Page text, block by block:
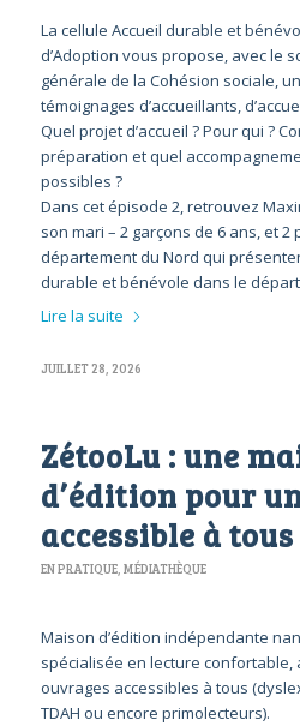
La cellule Accueil durable et
d’Adoption vous propose, avec le
générale de la Cohésion sociale,
témoignages d’accueillants,
Quel projet d’accueil ? Pour qui ?
préparation et quel
possibles ?
Dans cet épisode 2, retrouvez
son mari – 2 garçons de 6 ans, et
département du Nord qui
durable et bénévole dans le
Lire la suite
JUILLET 28, 2026
ZétooLu : une
d’édition pour
accessible à tous
EN PRATIQUE, MÉDIATHÈQUE
Maison d’édition indépendante
spécialisée en lecture
ouvrages accessibles à tous
TDAH ou encore primolecteurs).